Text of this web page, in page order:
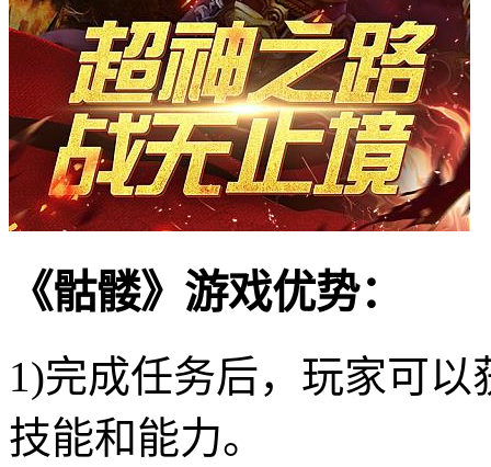
《骷髅》游戏优势：
1)完成任务后，玩家可
技能和能力。